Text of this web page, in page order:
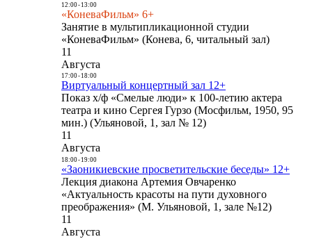
12:00- 13:00
«КоневаФильм» 6+
Занятие в мультипликационной студии
«КоневаФильм» (Конева, 6, читальный зал)
11
Августа
17:00- 18:00
Виртуальный концертный зал 12+
Показ х/ф «Смелые люди» к 100-летию актера
театра и кино Сергея Гурзо (Мосфильм, 1950, 95
мин.) (Ульяновой, 1, зал № 12)
11
Августа
18:00- 19:00
«Заоникиевские просветительские беседы» 12+
Лекция диакона Артемия Овчаренко
«Актуальность красоты на пути духовного
преображения» (М. Ульяновой, 1, зале №12)
11
Августа